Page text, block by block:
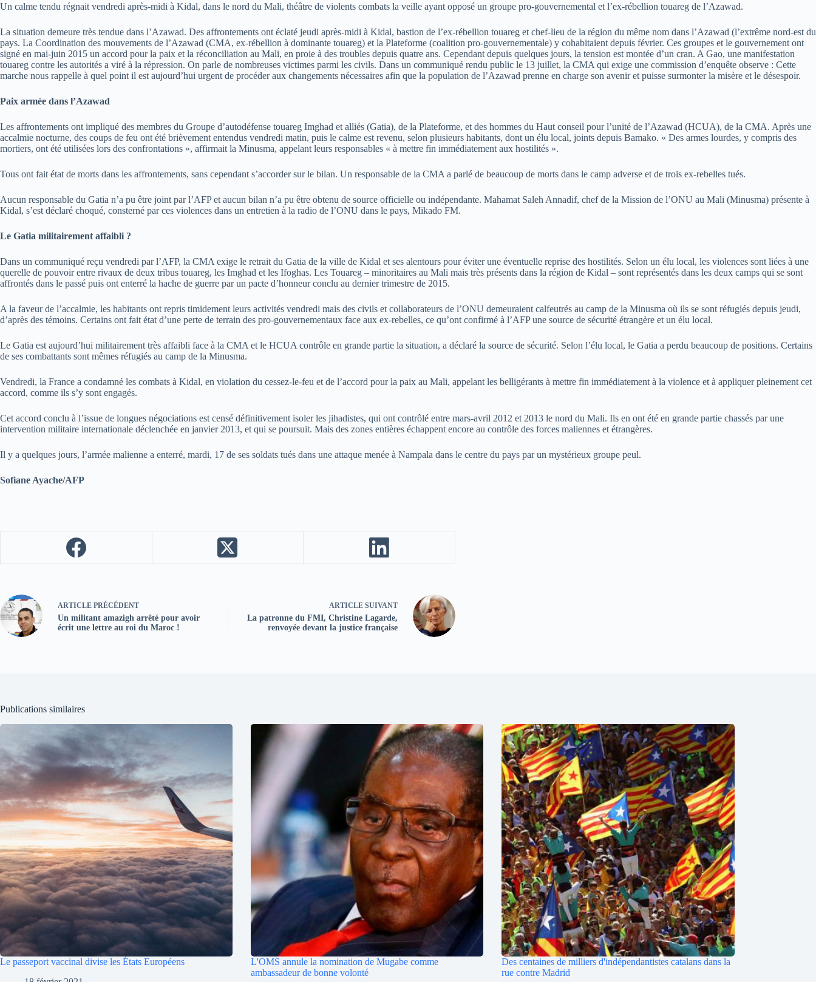
Un calme tendu régnait vendredi après-midi à Kidal, dans le nord du Mali, théâtre de violents combats la veille ayant opposé un groupe pro-gouvernemental et l’ex-rébellion touareg de l’Azawad.
La situation demeure très tendue dans l’Azawad. Des affrontements ont éclaté jeudi après-midi à Kidal, bastion de l’ex-rébellion touareg et chef-lieu de la région du même nom dans l’Azawad (l’extrême nord-est du
pays. La Coordination des mouvements de l’Azawad (CMA, ex-rébellion à dominante touareg) et la Plateforme (coalition pro-gouvernementale) y cohabitaient depuis février. Ces groupes et le gouvernement ont
signé en mai-juin 2015 un accord pour la paix et la réconciliation au Mali, en proie à des troubles depuis quatre ans. Cependant depuis quelques jours, la tension est montée d’un cran. A Gao, une manifestation
touareg contre les autorités a viré à la répression. On parle de nombreuses victimes parmi les civils. Dans un communiqué rendu public le 13 juillet, la CMA qui exige une commission d’enquête observe : Cette
marche nous rappelle à quel point il est aujourd’hui urgent de procéder aux changements nécessaires afin que la population de l’Azawad prenne en charge son avenir et puisse surmonter la misère et le désespoir.
Paix armée dans l’Azawad
Les affrontements ont impliqué des membres du Groupe d’autodéfense touareg Imghad et alliés (Gatia), de la Plateforme, et des hommes du Haut conseil pour l’unité de l’Azawad (HCUA), de la CMA. Après une
accalmie nocturne, des coups de feu ont été brièvement entendus vendredi matin, puis le calme est revenu, selon plusieurs habitants, dont un élu local, joints depuis Bamako. « Des armes lourdes, y compris des
mortiers, ont été utilisées lors des confrontations », affirmait la Minusma, appelant leurs responsables « à mettre fin immédiatement aux hostilités ».
Tous ont fait état de morts dans les affrontements, sans cependant s’accorder sur le bilan. Un responsable de la CMA a parlé de beaucoup de morts dans le camp adverse et de trois ex-rebelles tués.
Aucun responsable du Gatia n’a pu être joint par l’AFP et aucun bilan n’a pu être obtenu de source officielle ou indépendante. Mahamat Saleh Annadif, chef de la Mission de l’ONU au Mali (Minusma) présente à
Kidal, s’est déclaré choqué, consterné par ces violences dans un entretien à la radio de l’ONU dans le pays, Mikado FM.
Le Gatia militairement affaibli ?
Dans un communiqué reçu vendredi par l’AFP, la CMA exige le retrait du Gatia de la ville de Kidal et ses alentours pour éviter une éventuelle reprise des hostilités. Selon un élu local, les violences sont liées à une
querelle de pouvoir entre rivaux de deux tribus touareg, les Imghad et les Ifoghas. Les Touareg – minoritaires au Mali mais très présents dans la région de Kidal – sont représentés dans les deux camps qui se sont
affrontés dans le passé puis ont enterré la hache de guerre par un pacte d’honneur conclu au dernier trimestre de 2015.
A la faveur de l’accalmie, les habitants ont repris timidement leurs activités vendredi mais des civils et collaborateurs de l’ONU demeuraient calfeutrés au camp de la Minusma où ils se sont réfugiés depuis jeudi,
d’après des témoins. Certains ont fait état d’une perte de terrain des pro-gouvernementaux face aux ex-rebelles, ce qu’ont confirmé à l’AFP une source de sécurité étrangère et un élu local.
Le Gatia est aujourd’hui militairement très affaibli face à la CMA et le HCUA contrôle en grande partie la situation, a déclaré la source de sécurité. Selon l’élu local, le Gatia a perdu beaucoup de positions. Certains
de ses combattants sont mêmes réfugiés au camp de la Minusma.
Vendredi, la France a condamné les combats à Kidal, en violation du cessez-le-feu et de l’accord pour la paix au Mali, appelant les belligérants à mettre fin immédiatement à la violence et à appliquer pleinement cet
accord, comme ils s’y sont engagés.
Cet accord conclu à l’issue de longues négociations est censé définitivement isoler les jihadistes, qui ont contrôlé entre mars-avril 2012 et 2013 le nord du Mali. Ils en ont été en grande partie chassés par une
intervention militaire internationale déclenchée en janvier 2013, et qui se poursuit. Mais des zones entières échappent encore au contrôle des forces maliennes et étrangères.
Il y a quelques jours, l’armée malienne a enterré, mardi, 17 de ses soldats tués dans une attaque menée à Nampala dans le centre du pays par un mystérieux groupe peul.
Sofiane Ayache/AFP
ARTICLE PRÉCÉDENT
Un militant amazigh arrêté pour avoir
écrit une lettre au roi du Maroc !
ARTICLE SUIVANT
La patronne du FMI, Christine Lagarde,
renvoyée devant la justice française
Publications similaires
Le passeport vaccinal divise les États Européens
L'OMS annule la nomination de Mugabe comme
ambassadeur de bonne volonté
Des centaines de milliers d'indépendantistes catalans dans la
rue contre Madrid